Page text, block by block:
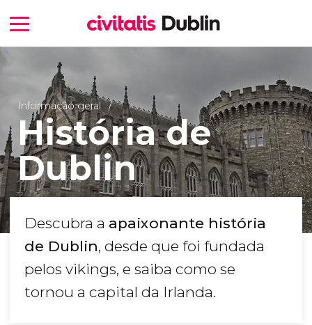
Informação geral
História de
Dublin
Descubra a apaixonante história
de Dublin, desde que foi fundada
pelos vikings, e saiba como se
tornou a capital da Irlanda.